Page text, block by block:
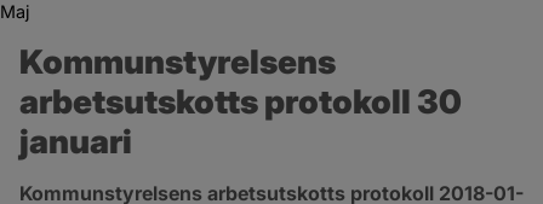
Maj
Kommunstyrelsens
arbetsutskotts protokoll 30
januari
Kommunstyrelsens arbetsutskotts protokoll 2018-01-